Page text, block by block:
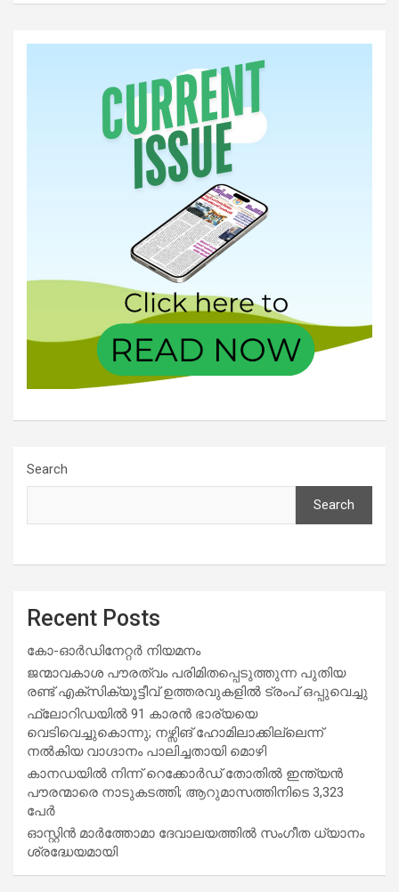
Search
Search
Recent Posts
കോ-ഓർഡിനേറ്റർ നിയമനം
ജന്മാവകാശ പൗരത്വം പരിമിതപ്പെടുത്തുന്ന പുതിയ
രണ്ട് എക്സിക്യൂട്ടീവ് ഉത്തരവുകളിൽ ട്രംപ് ഒപ്പുവെച്ചു
ഫ്ലോറിഡയിൽ 91 കാരൻ ഭാര്യയെ
വെടിവെച്ചുകൊന്നു; നഴ്സിങ് ഹോമിലാക്കില്ലെന്ന്
നൽകിയ വാഗ്ദാനം പാലിച്ചതായി മൊഴി
കാനഡയിൽ നിന്ന് റെക്കോർഡ് തോതിൽ ഇന്ത്യൻ
പൗരന്മാരെ നാടുകടത്തി; ആറുമാസത്തിനിടെ 3,323
പേർ
ഓസ്റ്റിൻ മാർത്തോമാ ദേവാലയത്തിൽ സംഗീത ധ്യാനം
ശ്രദ്ധേയമായി